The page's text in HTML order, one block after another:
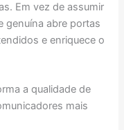
Em vez de assumir
genuína abre portas
e enriquece o
a qualidade de
mais